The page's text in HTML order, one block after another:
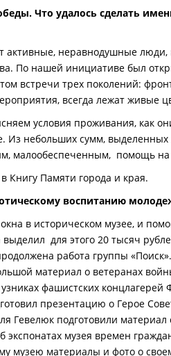
Что удалось сделать
активные, неравнодушные
По нашей инициативе был
встречи трех поколений:
всегда лежат живые
условия проживания, как
Из небольших сумм,
малообеспеченным, помощь на
Памяти города и края.
воспитанию
в историческом музее, и
для этого 20 тысяч
работа группы
материал о ветеранах
фашистских
презентацию о Герое
Гевелюк подготовили материал
экспонатах музея времен
музею материалы и фото о